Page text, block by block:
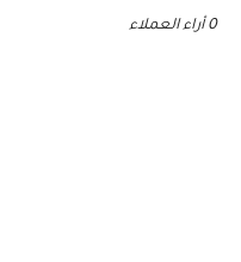
0 أراء العملاء